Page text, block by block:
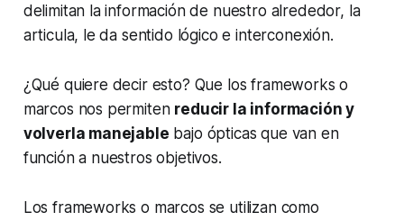
delimitan la información de nuestro alrededor, la
articula, le da sentido lógico e interconexión.
¿Qué quiere decir esto? Que los frameworks o
marcos nos permiten reducir la información y
volverla manejable bajo ópticas que van en
función a nuestros objetivos.
Los frameworks o marcos se utilizan como